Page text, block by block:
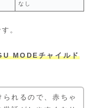
なし
。
MODEチャイルド
られるので、赤ちゃ